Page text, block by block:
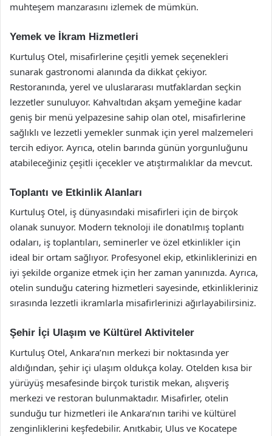
muhteşem manzarasını izlemek de mümkün.
Yemek ve İkram Hizmetleri
Kurtuluş Otel, misafirlerine çeşitli yemek seçenekleri
sunarak gastronomi alanında da dikkat çekiyor.
Restoranında, yerel ve uluslararası mutfaklardan seçkin
lezzetler sunuluyor. Kahvaltıdan akşam yemeğine kadar
geniş bir menü yelpazesine sahip olan otel, misafirlerine
sağlıklı ve lezzetli yemekler sunmak için yerel malzemeleri
tercih ediyor. Ayrıca, otelin barında günün yorgunluğunu
atabileceğiniz çeşitli içecekler ve atıştırmalıklar da mevcut.
Toplantı ve Etkinlik Alanları
Kurtuluş Otel, iş dünyasındaki misafirleri için de birçok
olanak sunuyor. Modern teknoloji ile donatılmış toplantı
odaları, iş toplantıları, seminerler ve özel etkinlikler için
ideal bir ortam sağlıyor. Profesyonel ekip, etkinliklerinizi en
iyi şekilde organize etmek için her zaman yanınızda. Ayrıca,
otelin sunduğu catering hizmetleri sayesinde, etkinlikleriniz
sırasında lezzetli ikramlarla misafirlerinizi ağırlayabilirsiniz.
Şehir İçi Ulaşım ve Kültürel Aktiviteler
Kurtuluş Otel, Ankara’nın merkezi bir noktasında yer
aldığından, şehir içi ulaşım oldukça kolay. Otelden kısa bir
yürüyüş mesafesinde birçok turistik mekan, alışveriş
merkezi ve restoran bulunmaktadır. Misafirler, otelin
sunduğu tur hizmetleri ile Ankara’nın tarihi ve kültürel
zenginliklerini keşfedebilir. Anıtkabir, Ulus ve Kocatepe